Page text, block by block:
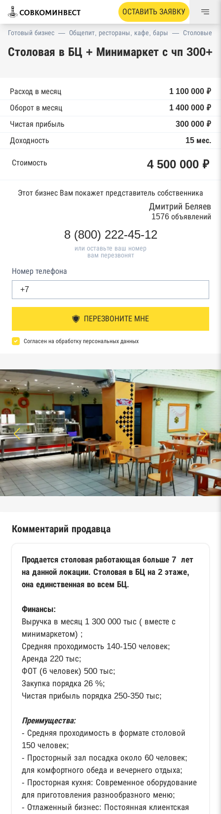
ОСТАВИТЬ ЗАЯВКУ
Готовый бизнес — Общепит, рестораны, кафе, бары — Столовые
Столовая в БЦ + Минимаркет с чп 300+
Расход в месяц
1 100 000 ₽
Оборот в месяц
1 400 000 ₽
Чистая прибыль
300 000 ₽
Доходность
15 мес.
Стоимость 4 500 000 ₽
Этот бизнес Вам покажет представитель собственника
Дмитрий Беляев
1576 объявлений
8 (800) 222-45-12
или оставьте ваш номер
вам перезвонят
Номер телефона
ПЕРЕЗВОНИТЕ МНЕ
Согласен на обработку персональных данных
Комментарий продавца
Продается столовая работающая больше 7 лет
на данной локации. Столовая в БЦ на 2 этаже,
она единственная во всем БЦ.
Финансы:
Выручка в месяц 1 300 000 тыс ( вместе с
минимаркетом) ;
Средняя проходимость 140-150 человек;
Аренда 220 тыс;
ФОТ (6 человек) 500 тыс;
Закупка порядка 26 %;
Чистая прибыль порядка 250-350 тыс;
Преимущества:
- Средняя проходимость в формате столовой
150 человек;
- Просторный зал посадка около 60 человек;
для комфортного обеда и вечернего отдыха;
- Просторная кухня: Современное оборудование
для приготовления разнообразного меню;
- Отлаженный бизнес: Постоянная клиентская